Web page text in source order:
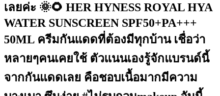
เลยค่ะ 🌞🌻 HER HYNESS ROYAL HYA
WATER SUNSCREEN SPF50+PA+++
50ML ครีมกันแดดที่ต้องมีทุกบ้าน เชื่อว่า
หลายๆคนเคยใช้ ตัวแนนเองรู้จักแบรนด์นี้
จากกันแดดเลย คือชอบเนื้อมากมีความ